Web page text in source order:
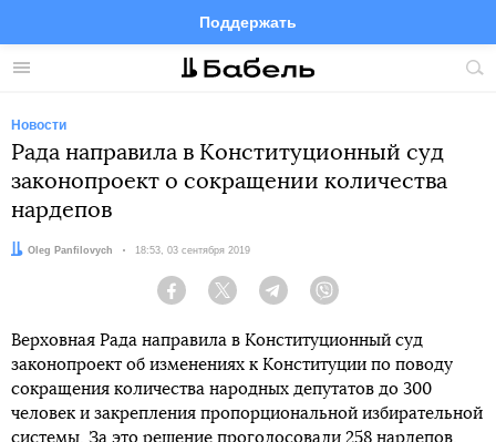
Меню
Поддержать
FacebookTelegramTwitter
Новости
Рада направила в Конституционный суд
законопроект о сокращении количества
нардепов
Автор:
Oleg Panfilovych Дата:
18:53, 03 сентября 2019
Facebook Twitter Telegram
Верховная Рада направила в Конституционный суд
законопроект об изменениях к Конституции по поводу
сокращения количества народных депутатов до 300
человек и закрепления пропорциональной избирательной
системы. За это решение проголосовали 258 нардепов.